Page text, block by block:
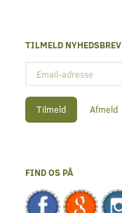
TILMELD NYHEDSBREV
adresse
Tilmeld Afmeld
FIND OS PÅ